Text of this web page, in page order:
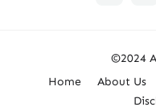
©2024
Home
About Us